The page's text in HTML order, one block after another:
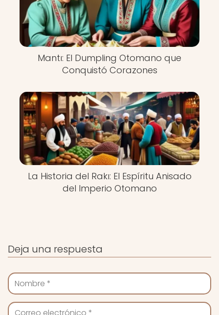
Mantı: El Dumpling Otomano que
Conquistó Corazones
La Historia del Rakı: El Espíritu Anisado
del Imperio Otomano
Deja una respuesta